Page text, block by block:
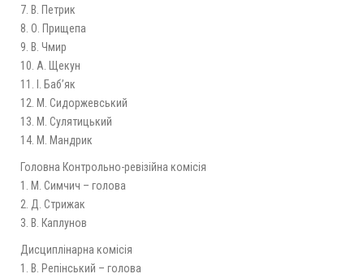
7. В. Петрик
8. О. Прищепа
9. В. Чмир
10. А. Щекун
11. І. Баб’як
12. М. Сидоржевський
13. М. Сулятицький
14. М. Мандрик
Головна Контрольно-ревізійна комісія
1. М. Симчич – голова
2. Д. Стрижак
3. В. Каплунов
Дисциплінарна комісія
1. В. Репінський – голова